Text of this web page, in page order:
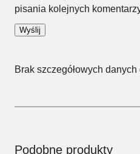
pisania kolejnych
Brak szczegółowych
Podobne produkty